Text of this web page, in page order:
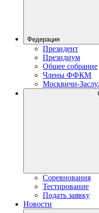
Федерация
Президент
Президиум
Общее собрание
Члены ФФКМ
Москвичи-
Соревнования
Тестирование
Подать заявку
Новости